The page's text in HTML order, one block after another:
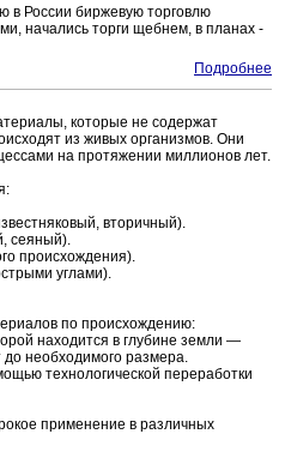
в России биржевую торговлю
начались торги щебнем, в планах -
Подробнее
которые не содержат
из живых организмов. Они
на протяжении миллионов лет.
вторичный).
сеяный).
происхождения).
углами).
по происхождению:
находится в глубине земли —
до необходимого размера.
технологической переработки
применение в различных